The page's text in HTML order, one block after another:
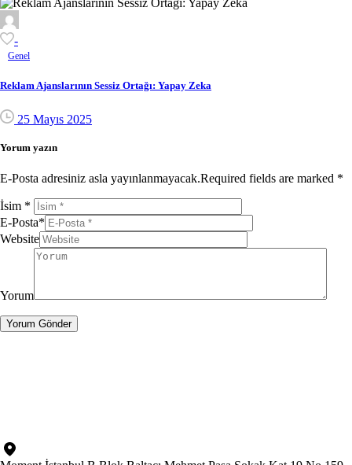
-
Genel
Reklam Ajanslarının Sessiz Ortağı: Yapay Zeka
25 Mayıs 2025
Yorum yazın
E-Posta adresiniz asla yayınlanmayacak.Required fields are marked *
İsim *
E-Posta*
Website
Yorum